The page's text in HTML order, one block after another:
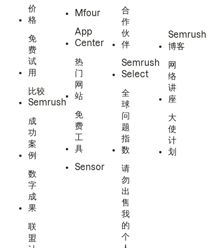
价
格
免
费
试
用
比较
Semrush
成
功
案
例
数
字
成
果
联
盟
Mfour
App
Center
热
门
网
站
免
费
工
具
Sensor
合
作
伙
伴
Semrush
Select
全
球
问
题
指
数
请
勿
出
售
我
的
个
Semrush
博客
网
络
讲
座
大
使
计
划